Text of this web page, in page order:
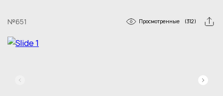
№651 Просмотренные (312)